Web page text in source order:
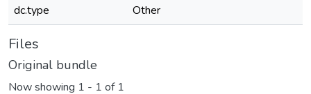
dc.type
Other
Files
Original bundle
Now showing 1 - 1 of 1